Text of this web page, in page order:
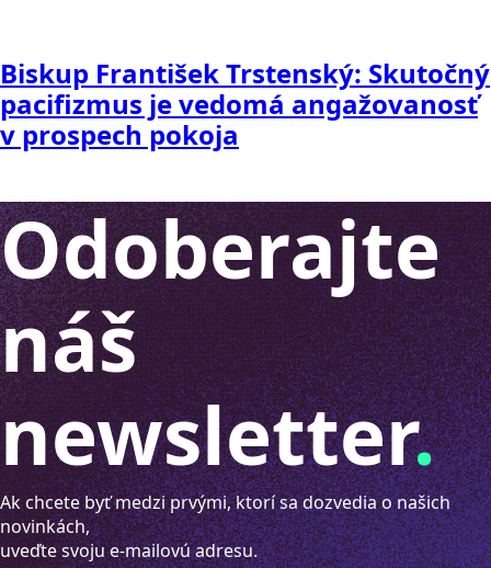
Biskup František Trstenský: Skutočný
pacifizmus je vedomá angažovanosť
v prospech pokoja
Odoberajte
náš
newsletter.
Ak chcete byť medzi prvými, ktorí sa dozvedia o našich
novinkách,
uveďte svoju e-mailovú adresu.